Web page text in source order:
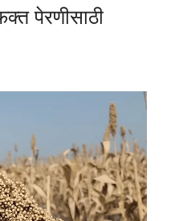
पेरणीसाठी